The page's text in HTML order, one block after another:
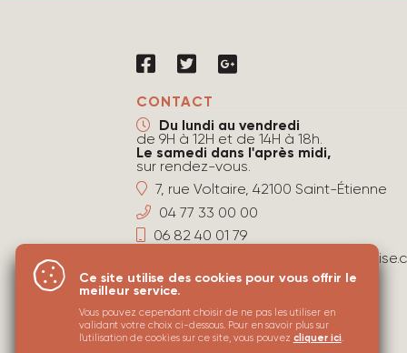
CONTACT
Du lundi au vendredi
de 9H à 12H et de 14H à 18h.
Le samedi dans l'après midi,
sur rendez-vous.
7, rue Voltaire, 42100 Saint-Étienne
04 77 33 00 00
06 82 40 01 79
agence@immobiliere-
Ce site utilise des cookies pour vous offrir le
meilleur service.
Vous pouvez cependant choisir de ne pas les utiliser en
validant votre choix ci-dessous. Pour en savoir plus sur
l'utilisation de cookies sur ce site, vous pouvez cliquer ici.